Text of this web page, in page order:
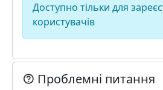
Доступно тільки для
користувачів
Проблемні питання